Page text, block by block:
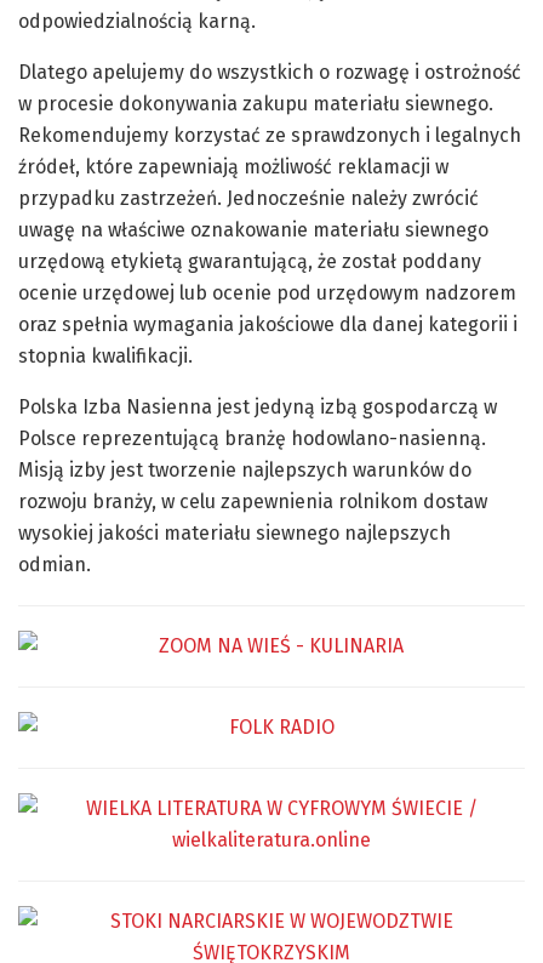
odpowiedzialnością karną.
Dlatego apelujemy do wszystkich o rozwagę i ostrożność
w procesie dokonywania zakupu materiału siewnego.
Rekomendujemy korzystać ze sprawdzonych i legalnych
źródeł, które zapewniają możliwość reklamacji w
przypadku zastrzeżeń. Jednocześnie należy zwrócić
uwagę na właściwe oznakowanie materiału siewnego
urzędową etykietą gwarantującą, że został poddany
ocenie urzędowej lub ocenie pod urzędowym nadzorem
oraz spełnia wymagania jakościowe dla danej kategorii i
stopnia kwalifikacji.
Polska Izba Nasienna jest jedyną izbą gospodarczą w
Polsce reprezentującą branżę hodowlano-nasienną.
Misją izby jest tworzenie najlepszych warunków do
rozwoju branży, w celu zapewnienia rolnikom dostaw
wysokiej jakości materiału siewnego najlepszych
odmian.